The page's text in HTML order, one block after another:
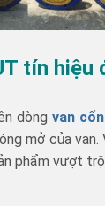
tín hiệu
dòngvan
mở của van.
phẩm vượt